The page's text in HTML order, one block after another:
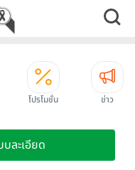
โปรโมชั่น ข่าว
ละเอียด